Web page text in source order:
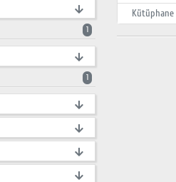
1
1
Kütüphane